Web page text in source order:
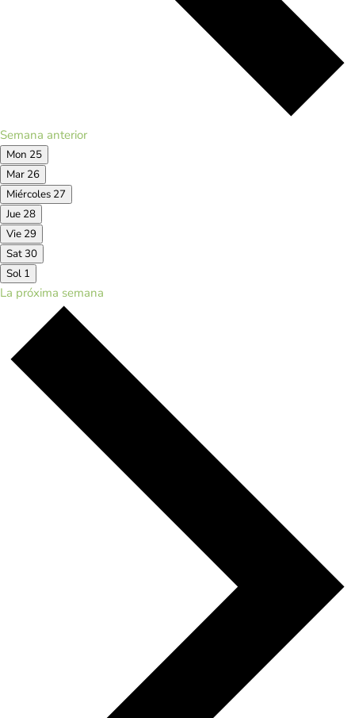
Semana anterior
Mon 25
Mar 26
Miércoles 27
Jue 28
Vie 29
Sat 30
Sol 1
La próxima semana